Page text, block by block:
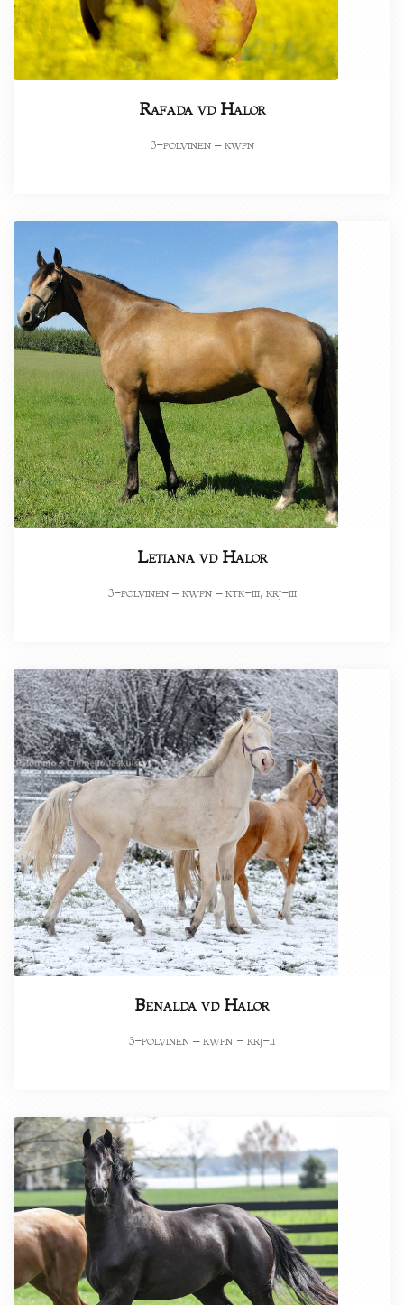
Rafada vd Halor
3-polvinen – kwpn
Letiana vd Halor
3-polvinen – kwpn – ktk-iii, krj-iii
Benalda vd Halor
3-polvinen – kwpn - krj-ii